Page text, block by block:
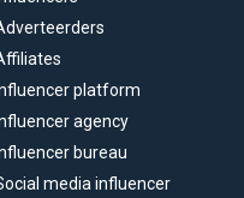
platform
agency
bureau
media influencer